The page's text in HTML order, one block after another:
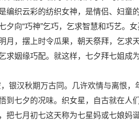
编织云彩的纺织女神，是情侣、妇童
夕向“巧神”乞巧，乞求智慧和巧艺。
月，摆上时令瓜果，朝天祭拜，乞求
求姻缘巧配。就这样，七夕拜七姐成
银汉秋期万古同。几许欢情与离恨，
到七夕的况味。织女星，自古就在人
把七月初七这天称为七星妈或七娘妈